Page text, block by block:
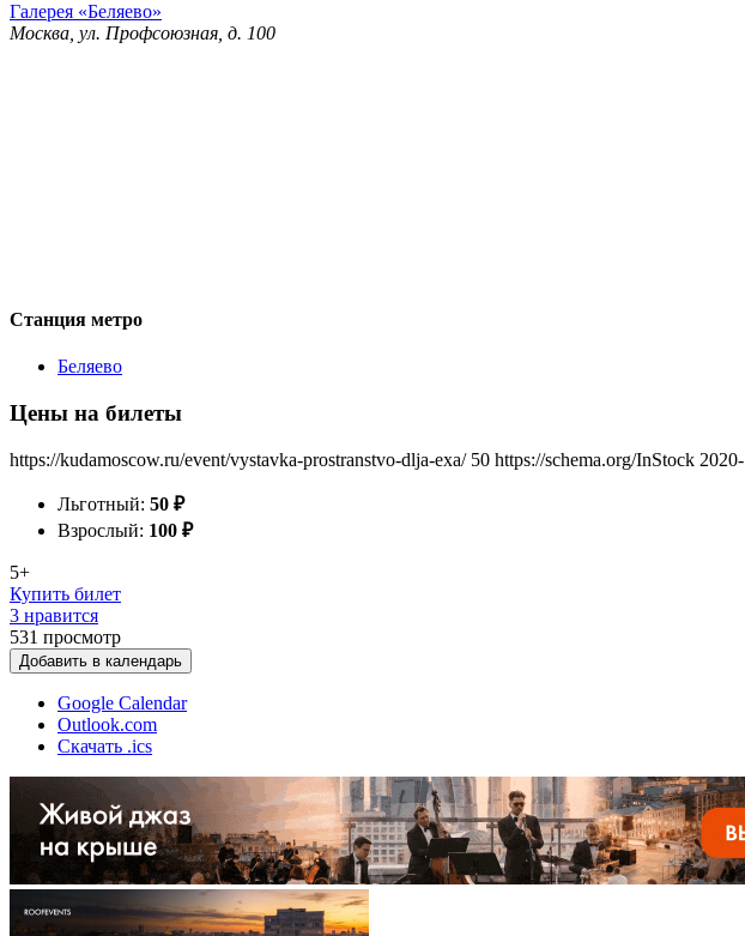
Галерея «Беляево»
Москва, ул. Профсоюзная, д. 100
Станция метро
Беляево
Цены на билеты
https://kudamoscow.ru/event/vystavka-prostranstvo-dlja-exa/ 50 https://schema.org/InStock
Льготный: 50 ₽
Взрослый: 100 ₽
5+
Купить билет
3 нравится
531 просмотр
Добавить в календарь
Google Calendar
Outlook.com
Скачать .ics